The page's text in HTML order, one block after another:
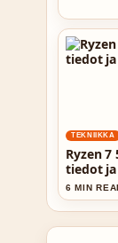
TEKNIIKKA
Ryzen
tiedot
6 MIN